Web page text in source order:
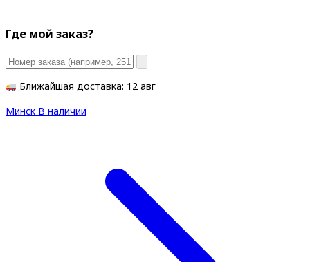
Где мой заказ?
Ближайшая доставка: 12 авг
Минск В наличии